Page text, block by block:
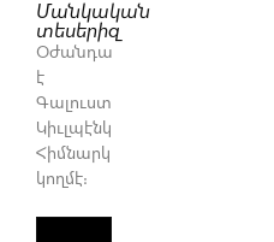
Մանկական
տեսերիզ
Օժանդակուած
է
Գալուստ
Կիւլպէնկեան
Հիմնարկութեան
կողմէ։